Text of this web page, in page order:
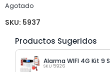
Agotado
SKU: 5937
Productos Sugeridos
SKU 5926